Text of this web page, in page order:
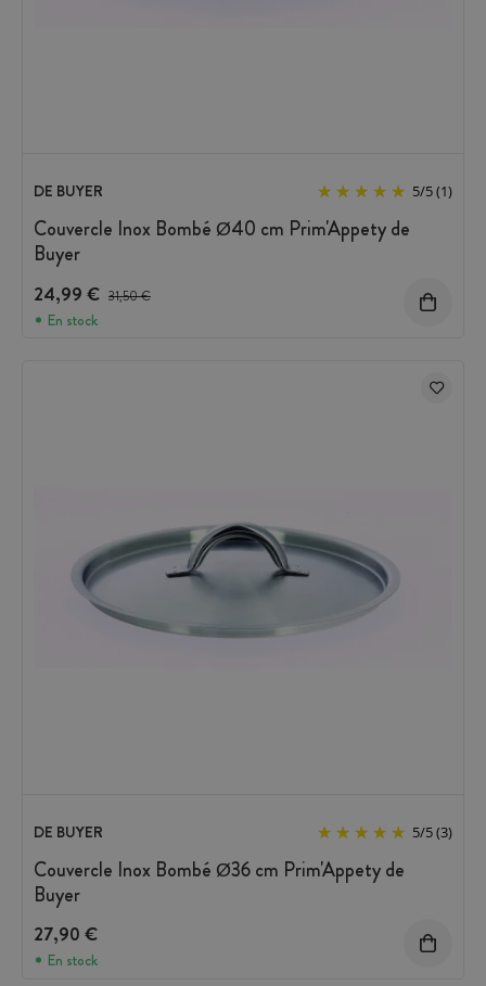
DE BUYER 5/5(1)
Couvercle Inox Bombé Ø40 cm Prim'Appety de
Buyer
24,99 € Prix avant réduction :
31,50 €
En stock
DE BUYER 5/5(3)
Couvercle Inox Bombé Ø36 cm Prim'Appety de
Buyer
27,90 €
En stock